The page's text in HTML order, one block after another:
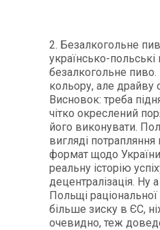
2. Безалкогольне
українсько-
безалкогольне
кольору, але драйву
Висновок: треба
чітко окреслений
його виконувати.
вигляді
формат щодо
реальну історію
децентралізація.
Польщі
більше зиску в ЄС,
очевидно, теж